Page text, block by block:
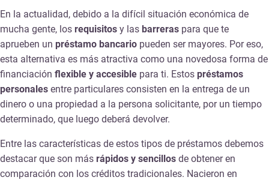
En la actualidad, debido a la difícil situación económica de
mucha gente, los requisitos y las barreras para que te
aprueben un préstamo bancario pueden ser mayores. Por eso,
esta alternativa es más atractiva como una novedosa forma de
financiación flexible y accesible para ti. Estos préstamos
personales entre particulares consisten en la entrega de un
dinero o una propiedad a la persona solicitante, por un tiempo
determinado, que luego deberá devolver.
Entre las características de estos tipos de préstamos debemos
destacar que son más rápidos y sencillos de obtener en
comparación con los créditos tradicionales. Nacieron en